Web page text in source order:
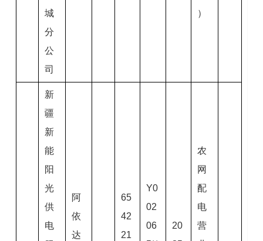
城
分
公
司
）
新
疆
新
能
阳
光
供
电
阿
依
达
65
42
21
Y0
02
06
20
农
网
配
电
营